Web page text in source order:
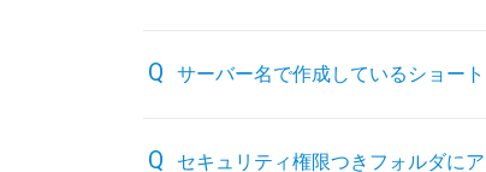
サーバー名で作成しているショー
セキュリティ権限つきフォルダに